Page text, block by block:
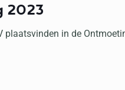
2023
plaatsvinden in de